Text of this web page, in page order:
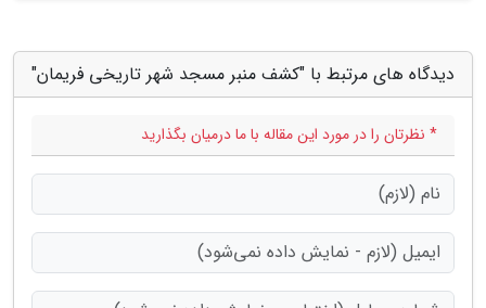
دیدگاه های مرتبط با "کشف منبر مسجد شهر تاریخی فریمان"
* نظرتان را در مورد این مقاله با ما درمیان بگذارید